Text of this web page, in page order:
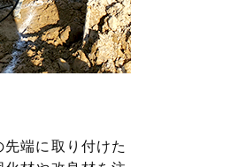
端に取り付けた